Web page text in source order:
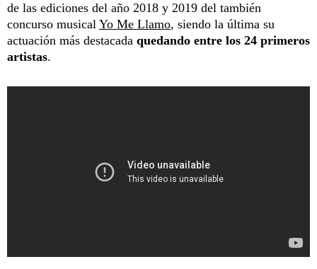
de las ediciones del año 2018 y 2019 del también
concurso musical Yo Me Llamo, siendo la última su
actuación más destacada quedando entre los 24 primeros
artistas.